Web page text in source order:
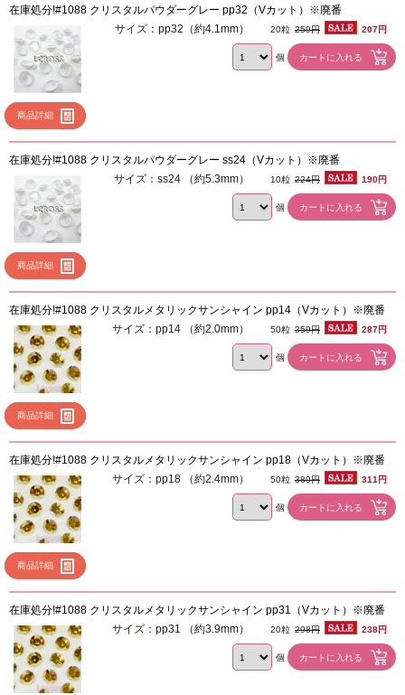
在庫処分!#1088 クリスタルパウダーグレー pp32（Vカット）※廃番
商品詳細
サイズ：pp32（約4.1mm） 20粒 259円 207円
個
在庫処分!#1088 クリスタルパウダーグレー ss24（Vカット）※廃番
商品詳細
サイズ：ss24 （約5.3mm） 10粒 224円 190円
個
在庫処分!#1088 クリスタルメタリックサンシャイン pp14（Vカット）※廃番
商品詳細
サイズ：pp14 （約2.0mm） 50粒 359円 287円
個
在庫処分!#1088 クリスタルメタリックサンシャイン pp18（Vカット）※廃番
商品詳細
サイズ：pp18 （約2.4mm） 50粒 389円 311円
個
在庫処分!#1088 クリスタルメタリックサンシャイン pp31（Vカット）※廃番
サイズ：pp31 （約3.9mm） 20粒 298円 238円
個